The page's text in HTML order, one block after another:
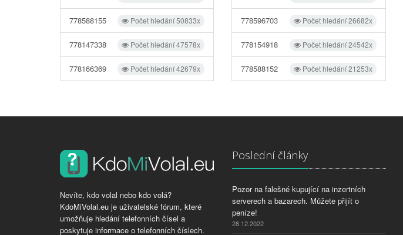
Počet hledání 50833x
778588155
Počet hledání 47578x
778147338
Počet hledání 42679x
778166369
Počet hledání 26682x
778596703
Počet hledání 24542x
778154918
Počet hledání 21253x
778588152
Nevíte, kdo volal nebo kdo volá?
KdoMiVolal.eu je uživatelské fórum, které
umožňuje hledání telefonních čísel a
poskytuje informace o telefonních číslech.
Poslední články
Pozor na falešné kupující na inzertních
serverech a bazarech. Můžete přijít o
peníze!
28.12.2022